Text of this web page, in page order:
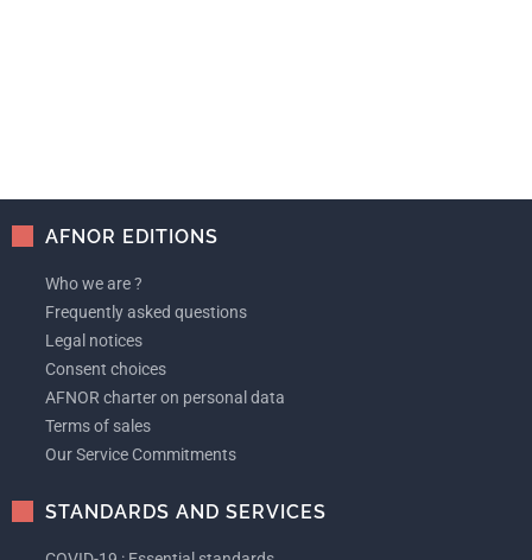
AFNOR EDITIONS
Who we are ?
Frequently asked questions
Legal notices
Consent choices
AFNOR charter on personal data
Terms of sales
Our Service Commitments
STANDARDS AND SERVICES